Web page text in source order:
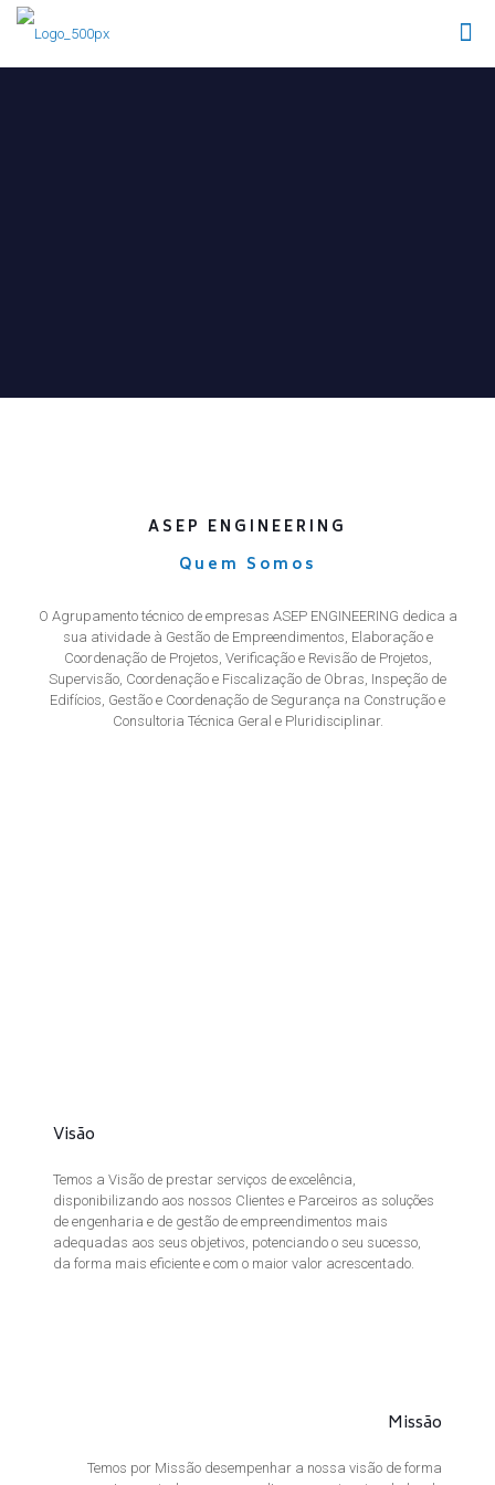
ASEP ENGINEERING
Quem Somos
O Agrupamento técnico de empresas ASEP ENGINEERING dedica a
sua atividade à Gestão de Empreendimentos, Elaboração e
Coordenação de Projetos, Verificação e Revisão de Projetos,
Supervisão, Coordenação e Fiscalização de Obras, Inspeção de
Edifícios, Gestão e Coordenação de Segurança na Construção e
Consultoria Técnica Geral e Pluridisciplinar.
Visão
Temos a Visão de prestar serviços de excelência,
disponibilizando aos nossos Clientes e Parceiros as soluções
de engenharia e de gestão de empreendimentos mais
adequadas aos seus objetivos, potenciando o seu sucesso,
da forma mais eficiente e com o maior valor acrescentado.
Missão
Temos por Missão desempenhar a nossa visão de forma